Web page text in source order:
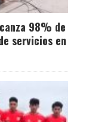
98% de
servicios en